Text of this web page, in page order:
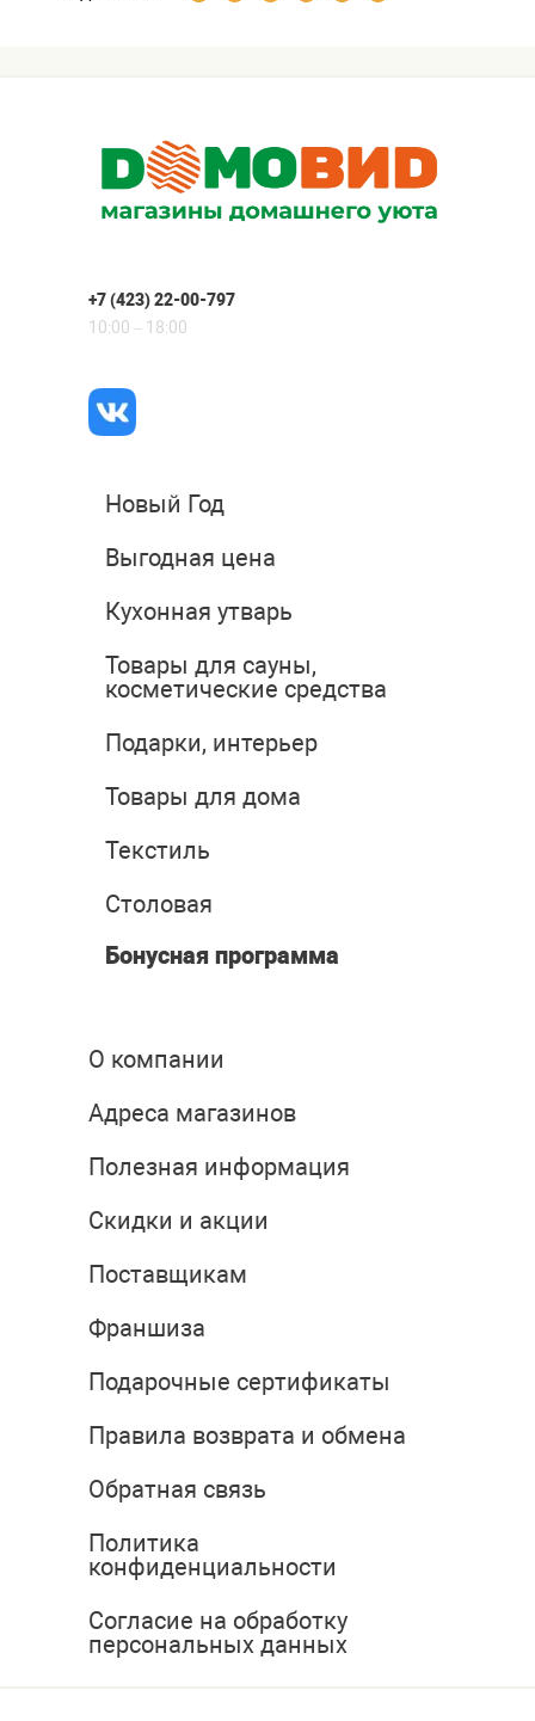
+7 (423) 22-00-797
10:00 – 18:00
Новый Год
Выгодная цена
Кухонная утварь
Товары для сауны,
косметические средства
Подарки, интерьер
Товары для дома
Текстиль
Столовая
Бонусная программа
О компании
Адреса магазинов
Полезная информация
Скидки и акции
Поставщикам
Франшиза
Подарочные сертификаты
Правила возврата и обмена
Обратная связь
Политика
конфиденциальности
Согласие на обработку
персональных данных